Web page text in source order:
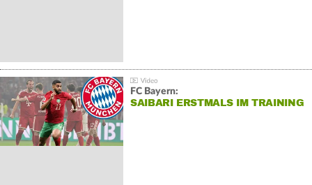
FC Bayern:
SAIBARI ERSTMALS IM TRAINING